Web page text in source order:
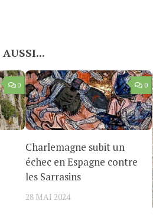
0 0
Charlemagne subit un
échec en Espagne contre
les Sarrasins
28 MAI 2024